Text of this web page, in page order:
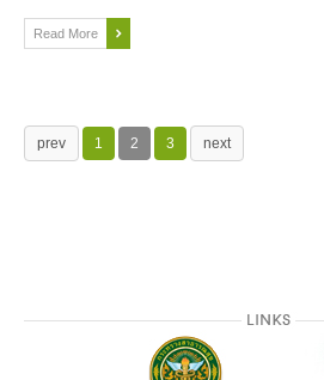
Read More
prev 1 2 3 next